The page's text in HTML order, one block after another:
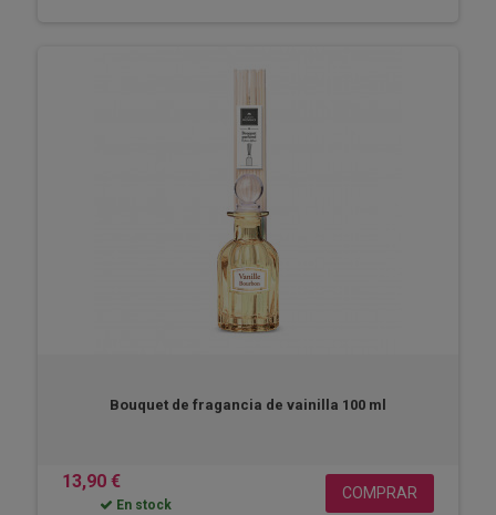
Bouquet de fragancia de vainilla 100 ml
13,90 €
En stock
COMPRAR